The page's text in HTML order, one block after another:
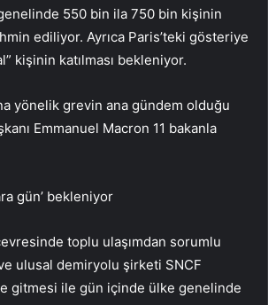
550 bin ila 750 bin kişinin
ediliyor. Ayrıca Paris’teki gösteriye
kişinin katılması bekleniyor.
yönelik grevin ana gündem olduğu
Emmanuel Macron 11 bakanla
gün’ bekleniyor
toplu ulaşımdan sorumlu
ulusal demiryolu şirketi SNCF
gitmesi ile gün içinde ülke genelinde